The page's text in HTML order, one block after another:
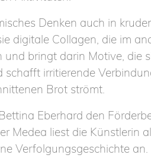
Denken auch in
digitale Collagen, die im
bringt darin Motive, die
schafft irritierende
Brot strömt.
Eberhard den
Medea liest die Künstlerin
Verfolgungsgeschichte